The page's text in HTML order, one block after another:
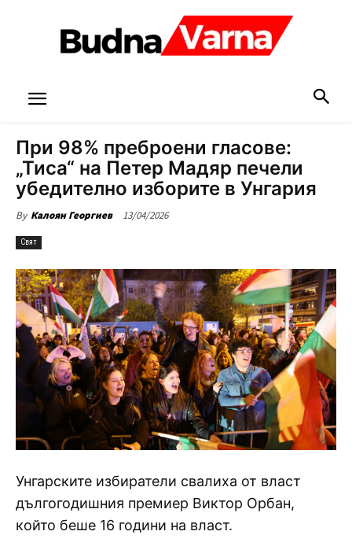
При 98% преброени гласове:
„Тиса“ на Петер Мадяр печели
убедително изборите в Унгария
By Калоян Георгиев 13/04/2026
Свят
Унгарските избиратели свалиха от власт
дългогодишния премиер Виктор Орбан,
който беше 16 години на власт.